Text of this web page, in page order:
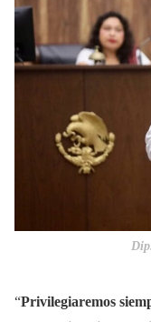
“Privilegiaremos